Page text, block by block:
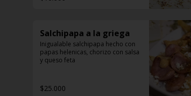
Salchipapa a la griega
Inigualable salchipapa hecho con
papas helenicas, chorizo con salsa
y queso feta
$25.000